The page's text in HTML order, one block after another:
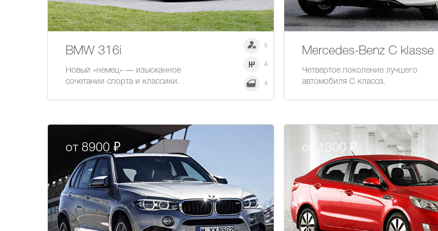
BMW 316i
Новый «немец» — изысканное
сочетании спорта и классики.
5
A
4
Mercedes-Benz С klasse
Четвертое поколение лучшего
автомобиля С класса.
от 8900 ₽ от 1300 ₽